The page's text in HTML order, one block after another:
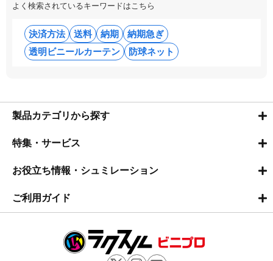
よく検索されているキーワードはこちら
決済方法 送料 納期
納期急ぎ
透明ビニールカーテン
防球ネット
製品カテゴリから探す
特集・サービス
お役立ち情報・シュミレーション
ご利用ガイド